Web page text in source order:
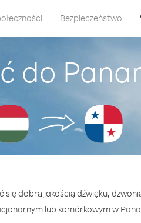
Bezpieczeństwo
do
się dobrą jakością dźwięku,
lub komórkowym w